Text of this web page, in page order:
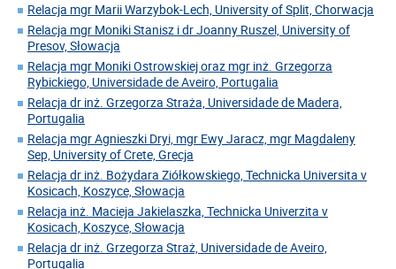
Relacja mgr Marii Warzybok-Lech, University of Split, Chorwacja
Relacja mgr Moniki Stanisz i dr Joanny Ruszel, University of
Presov, Słowacja
Relacja mgr Moniki Ostrowskiej oraz mgr inż. Grzegorza
Rybickiego, Universidade de Aveiro, Portugalia
Relacja dr inż. Grzegorza Straża, Universidade de Madera,
Portugalia
Relacja mgr Agnieszki Dryi, mgr Ewy Jaracz, mgr Magdaleny
Sep, University of Crete, Grecja
Relacja dr inż. Bożydara Ziółkowskiego, Technicka Universita v
Kosicach, Koszyce, Słowacja
Relacja inż. Macieja Jakielaszka, Technicka Univerzita v
Kosicach, Koszyce, Słowacja
Relacja dr inż. Grzegorza Straż, Universidade de Aveiro,
Portugalia